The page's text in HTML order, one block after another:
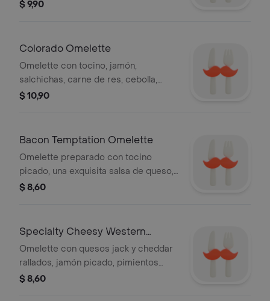
$ 9,90
Colorado Omelette
Omelette con tocino, jamón,
salchichas, carne de res, cebolla,
pimiento verde, queso cheddar, salsa
$ 10,90
Bacon Temptation Omelette
Omelette preparado con tocino
picado, una exquisita salsa de queso,
quesos jack y cheddar rallados y
$ 8,60
Specialty Cheesy Western
Omelette
Omelette con quesos jack y cheddar
rallados, jamón picado, pimientos
verdes, cebolla, salsa de queso y
$ 8,60